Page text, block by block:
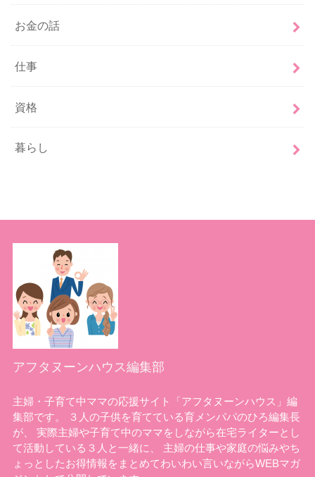
お金の話
仕事
資格
暮らし
アフタヌーンハウス編集部
主婦・子育て中ママの応援サイト「アフタヌーンハウス」編
集部です。 ３人の子供を育てている育メンパパのひろ編集長
が、 実際主婦や子育て中のママをしながら在宅ライターとし
て活動している３人と一緒に、 主婦の仕事や家庭の悩みやち
ょっとしたお得情報をまとめてわいわい言いながらWEBマガ